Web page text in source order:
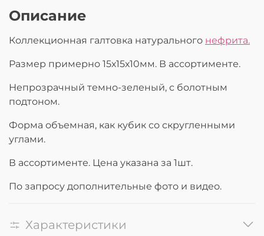
Описание
Коллекционная галтовка натурального нефрита.
Размер примерно 15х15х10мм. В ассортименте.
Непрозрачный темно-зеленый, с болотным
подтоном.
Форма объемная, как кубик со скругленными
углами.
В ассортименте. Цена указана за 1шт.
По запросу дополнительные фото и видео.
Характеристики